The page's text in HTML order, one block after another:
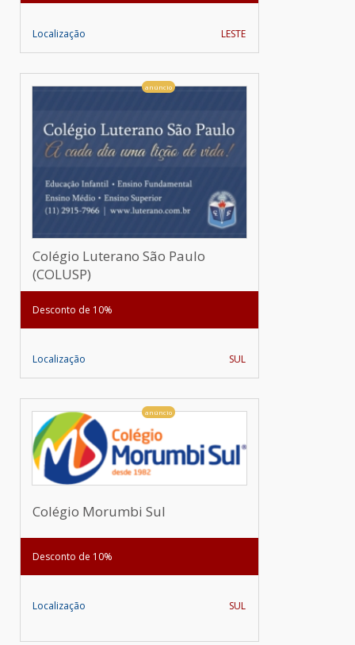
Localização LESTE
anúncio
Colégio Luterano São Paulo
(COLUSP)
Desconto de 10%
Localização SUL
anúncio
Colégio Morumbi Sul
Desconto de 10%
Localização SUL